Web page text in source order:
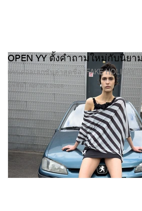
แฟชั่น
OPEN YY ตั้งคำถามใหม่กับนิย
ผ่านคอลเลกชันล่าสุดชื่อ “FAKE HOLIDAY.”
Apr 24, 2026